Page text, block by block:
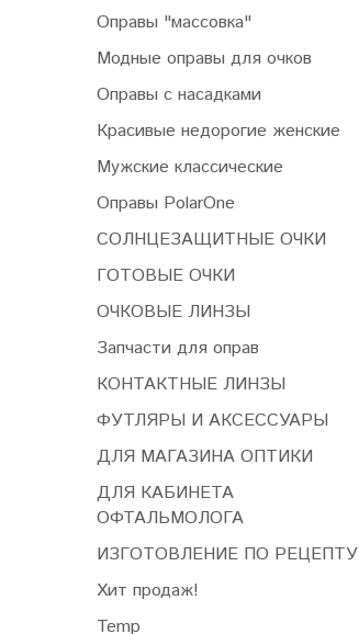
Оправы "массовка"
Модные оправы для очков
Оправы с насадками
Красивые недорогие женские
Мужские классические
Оправы PolarOne
СОЛНЦЕЗАЩИТНЫЕ ОЧКИ
ГОТОВЫЕ ОЧКИ
ОЧКОВЫЕ ЛИНЗЫ
Запчасти для оправ
КОНТАКТНЫЕ ЛИНЗЫ
ФУТЛЯРЫ И АКСЕССУАРЫ
ДЛЯ МАГАЗИНА ОПТИКИ
ДЛЯ КАБИНЕТА
ОФТАЛЬМОЛОГА
ИЗГОТОВЛЕНИЕ ПО РЕЦЕПТУ
Хит продаж!
Temp